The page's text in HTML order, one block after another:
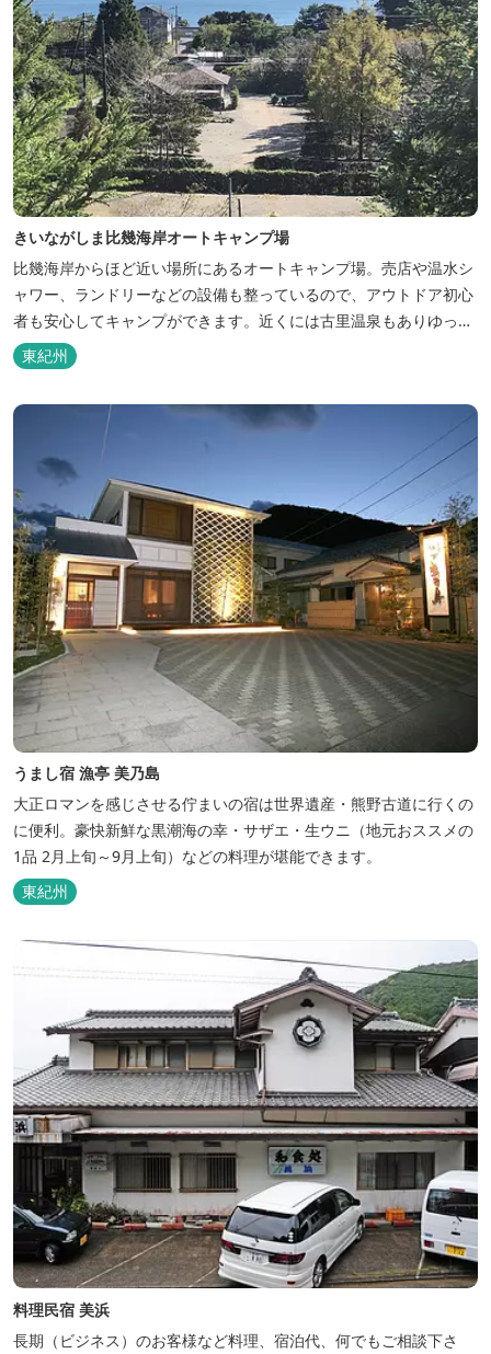
きいながしま比幾海岸オートキャンプ場
比幾海岸からほど近い場所にあるオートキャンプ場。売店や温水シ
ャワー、ランドリーなどの設備も整っているので、アウトドア初心
者も安心してキャンプができます。近くには古里温泉もありゆっく
りのんびり過ごしたい方に最高！
東紀州
うまし宿 漁亭 美乃島
大正ロマンを感じさせる佇まいの宿は世界遺産・熊野古道に行くの
に便利。豪快新鮮な黒潮海の幸・サザエ・生ウニ（地元おススメの
1品 2月上旬～9月上旬）などの料理が堪能できます。
東紀州
料理民宿 美浜
長期（ビジネス）のお客様など料理、宿泊代、何でもご相談下さ